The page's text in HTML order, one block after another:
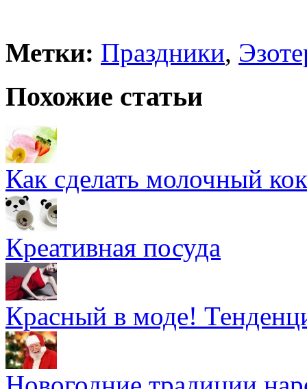
Метки: Праздники,
Похожие статьи
Как сделать молочный
Креативная посуда
Красный в моде!